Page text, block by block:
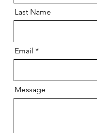
Last Name
Email
Message